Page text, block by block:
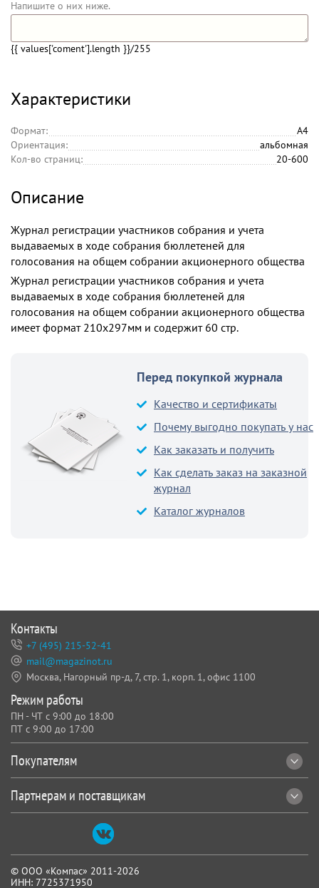
Напишите о них ниже.
{{ values['coment'].length }}/255
Характеристики
Формат:
А4
Ориентация:
альбомная
Кол-во страниц:
20-600
Описание
Журнал регистрации участников собрания и учета
выдаваемых в ходе собрания бюллетеней для
голосования на общем собрании акционерного общества
Журнал регистрации участников собрания и учета
выдаваемых в ходе собрания бюллетеней для
голосования на общем собрании акционерного общества
имеет формат 210х297мм и содержит 60 стр.
Перед покупкой журнала
Качество и сертификаты
Почему выгодно покупать у нас
Как заказать и получить
Как сделать заказ на заказной
журнал
Каталог журналов
© ООО «Компас» 2011-2026
ИНН: 7725371950
Покупателям
Партнерам и поставщикам
Контакты
+7 (495) 215-52-41
mail@magazinot.ru
Москва, Нагорный пр-д, 7, стр. 1, корп. 1, офис 1100
Режим работы
ПН - ЧТ с 9:00 до 18:00
ПТ с 9:00 до 17:00